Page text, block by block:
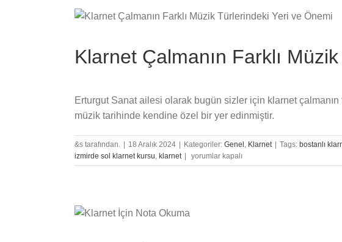
Egzersiz
Klarnet Çalmanın Farklı
Erturgut Sanat ailesi olarak bugün sizler için klarnet
müzik tarihinde kendine özel bir yer edinmiştir.
&s tarafından. 18 Aralık 2024 Kategoriler: Genel , Klarnet Tags: bostanlı
izmirde sol klarnet kursu, klarnet
Klarnet
Çalmanın
Yeri
yorumlar kapalı